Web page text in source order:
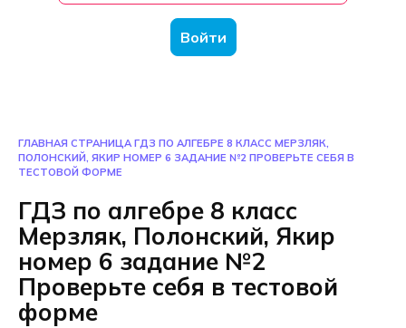
Войти
ГЛАВНАЯ СТРАНИЦА ГДЗ ПО АЛГЕБРЕ 8 КЛАСС МЕРЗЛЯК,
ПОЛОНСКИЙ, ЯКИР НОМЕР 6 ЗАДАНИЕ №2 ПРОВЕРЬТЕ СЕБЯ В
ТЕСТОВОЙ ФОРМЕ
ГДЗ по алгебре 8 класс
Мерзляк, Полонский, Якир
номер 6 задание №2
Проверьте себя в тестовой
форме